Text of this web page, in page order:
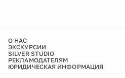
О НАС
ЭКСКУРСИИ
SILVER STUDIO
РЕКЛАМОДАТЕЛЯМ
ЮРИДИЧЕСКАЯ ИНФОРМАЦИЯ